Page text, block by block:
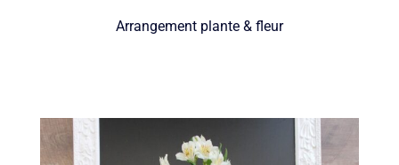
Arrangement plante & fleur